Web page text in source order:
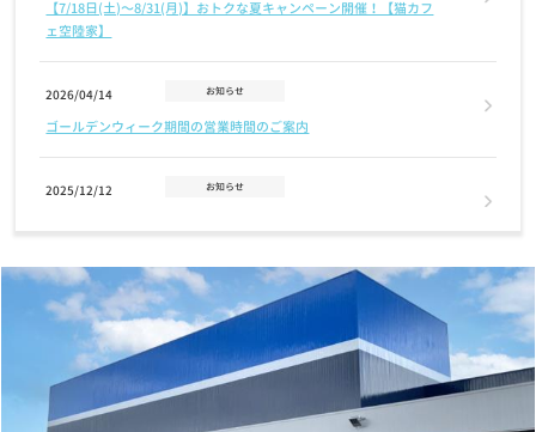
【7/18日(土)〜8/31(月)】おトクな夏キャンペーン開催！【猫カフ
ェ空陸家】
2026/04/14 お知らせ
ゴールデンウィーク期間の営業時間のご案内
2025/12/12 お知らせ
2025/11/14 お知らせ
2026年クーリクカレンダー全国の店舗にて無料配布中！！
2025/11/03 お知らせ
【12/2(火)まで】クリスマスケーキ・おせちご予約受付中！